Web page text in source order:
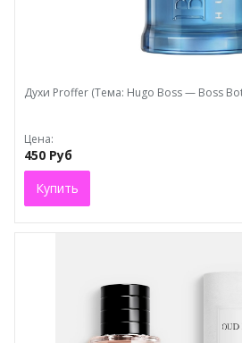
Духи Proffer (Тема: Hugo Boss — Boss
Цена:
450 Руб
Купить